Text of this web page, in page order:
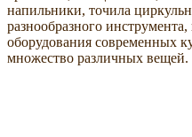
напильники, точила
разнообразного
оборудования современных
множество различных вещей.